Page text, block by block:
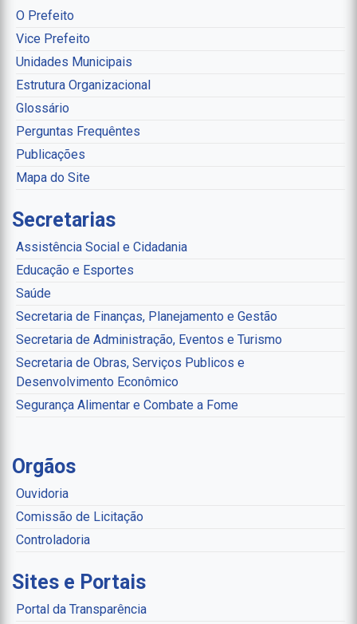
O Prefeito
Vice Prefeito
Unidades Municipais
Estrutura Organizacional
Glossário
Perguntas Frequêntes
Publicações
Mapa do Site
Secretarias
Assistência Social e Cidadania
Educação e Esportes
Saúde
Secretaria de Finanças, Planejamento e Gestão
Secretaria de Administração, Eventos e Turismo
Secretaria de Obras, Serviços Publicos e
Desenvolvimento Econômico
Segurança Alimentar e Combate a Fome
Orgãos
Ouvidoria
Comissão de Licitação
Controladoria
Sites e Portais
Portal da Transparência